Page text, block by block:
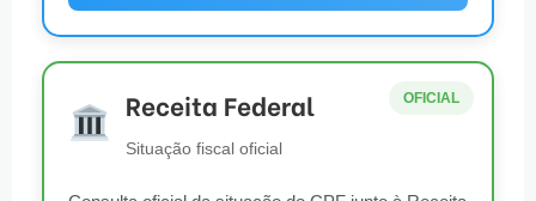
OFICIAL
Receita Federal
Situação fiscal oficial